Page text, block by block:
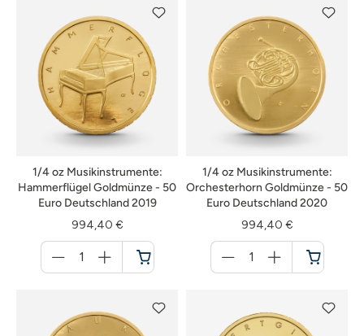
1/4 oz Musikinstrumente:
Hammerflügel Goldmünze - 50
Euro Deutschland 2019
994,40 €
für
Warenkorb
1/4 oz Musikinstrumente:
Orchesterhorn Goldmünze - 50
Euro Deutschland 2020
994,40 €
für
Warenkorb